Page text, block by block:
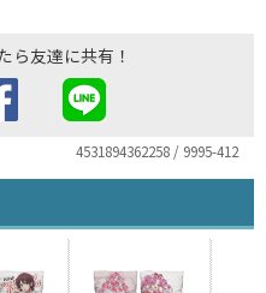
ら友達に共有！
4531894362258 / 9995-412